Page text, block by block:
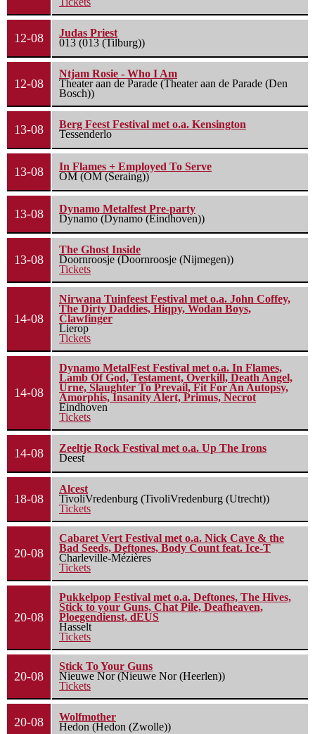
12-08
Judas Priest
013 (013 (Tilburg))
12-08
Ntjam Rosie - Who I Am
Theater aan de Parade (Theater aan de Parade (Den
Bosch))
13-08
Berg Feest Festival met o.a. Kensington
Tessenderlo
13-08
In Flames + Employed To Serve
OM (OM (Seraing))
13-08
Dynamo Metalfest Pre-party
Dynamo (Dynamo (Eindhoven))
13-08
The Ghost Inside
Doornroosje (Doornroosje (Nijmegen))
Tickets
14-08
Nirwana Tuinfeest Festival met o.a. John Coffey,
The Dirty Daddies, Hiqpy, Wodan Boys,
Clawfinger
Lierop
Tickets
14-08
Dynamo MetalFest Festival met o.a. In Flames,
Lamb Of God, Testament, Overkill, Death Angel,
Urne, Slaughter To Prevail, Fit For An Autopsy,
Amorphis, Insanity Alert, Primus, Necrot
Eindhoven
Tickets
14-08
Zeeltje Rock Festival met o.a. Up The Irons
Deest
18-08
Alcest
TivoliVredenburg (TivoliVredenburg (Utrecht))
Tickets
20-08
Cabaret Vert Festival met o.a. Nick Cave & the
Bad Seeds, Deftones, Body Count feat. Ice-T
Charleville-Mézières
Tickets
20-08
Pukkelpop Festival met o.a. Deftones, The Hives,
Stick to your Guns, Chat Pile, Deafheaven,
Ploegendienst, dEUS
Hasselt
Tickets
20-08
Stick To Your Guns
Nieuwe Nor (Nieuwe Nor (Heerlen))
Tickets
20-08
Wolfmother
Hedon (Hedon (Zwolle))